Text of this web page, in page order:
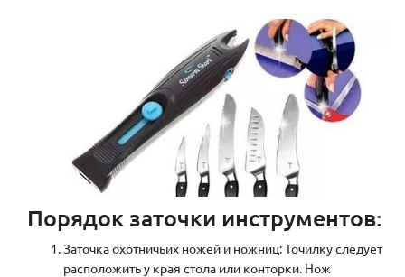
Порядок заточки инструментов:
Заточка охотничьих ножей и ножниц: Точилку следует
расположить у края стола или конторки. Нож